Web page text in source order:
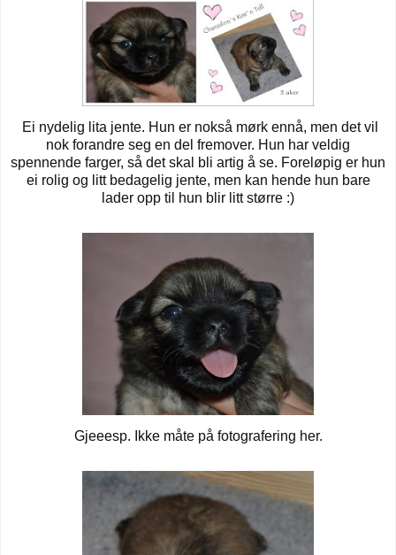
Ei nydelig lita jente. Hun er nokså mørk ennå, men det vil
nok forandre seg en del fremover. Hun har veldig
spennende farger, så det skal bli artig å se. Foreløpig er hun
ei rolig og litt bedagelig jente, men kan hende hun bare
lader opp til hun blir litt større :)
Gjeeesp. Ikke måte på fotografering her.